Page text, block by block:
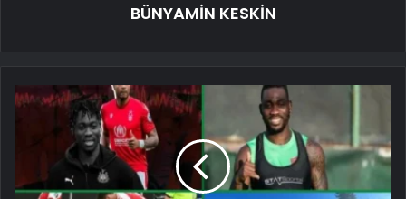
BÜNYAMİN KESKİN